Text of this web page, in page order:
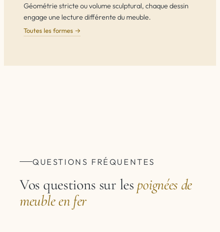
Géométrie stricte ou volume sculptural, chaque dessin
engage une lecture différente du meuble.
Toutes les formes →
QUESTIONS FRÉQUENTES
Vos questions sur les poignées de
meuble en fer